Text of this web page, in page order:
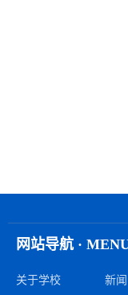
网站导航 ·
关于学校 新